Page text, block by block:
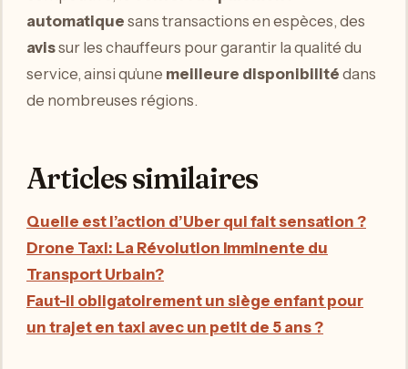
automatique sans transactions en espèces, des
avissur les chauffeurs pour garantir la qualité du
service, ainsi qu’une meilleure disponibilité dans
de nombreuses régions.
Articles similaires
Quelle est l’action d’Uber qui fait sensation ?
Drone Taxi: La Révolution Imminente du
Transport Urbain?
Faut-il obligatoirement un siège enfant pour
un trajet en taxi avec un petit de 5 ans ?